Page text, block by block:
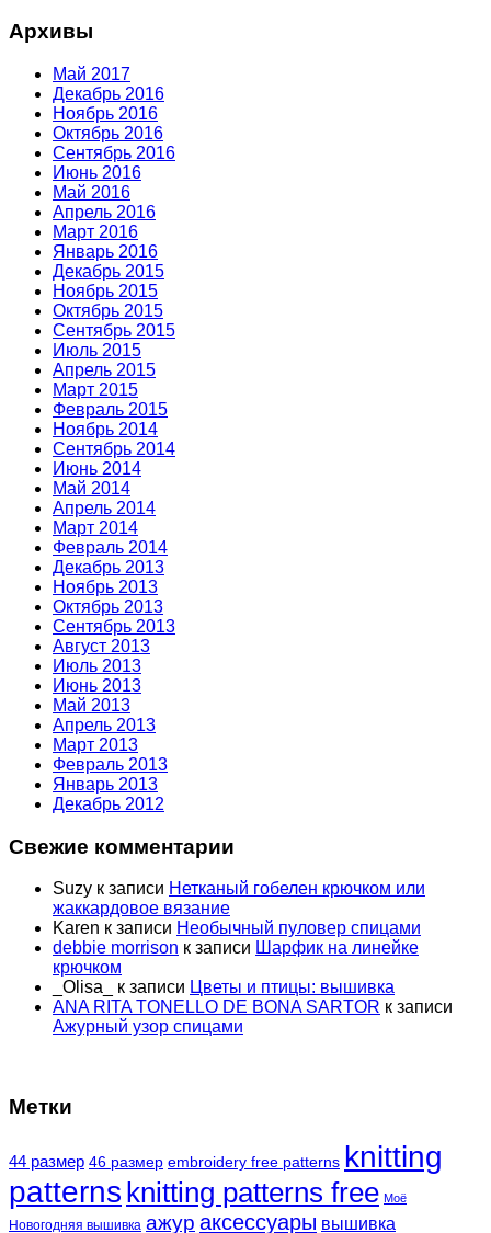
Архивы
Май 2017
Декабрь 2016
Ноябрь 2016
Октябрь 2016
Сентябрь 2016
Июнь 2016
Май 2016
Апрель 2016
Март 2016
Январь 2016
Декабрь 2015
Ноябрь 2015
Октябрь 2015
Сентябрь 2015
Июль 2015
Апрель 2015
Март 2015
Февраль 2015
Ноябрь 2014
Сентябрь 2014
Июнь 2014
Май 2014
Апрель 2014
Март 2014
Февраль 2014
Декабрь 2013
Ноябрь 2013
Октябрь 2013
Сентябрь 2013
Август 2013
Июль 2013
Июнь 2013
Май 2013
Апрель 2013
Март 2013
Февраль 2013
Январь 2013
Декабрь 2012
Свежие комментарии
Suzy к записи Нетканый гобелен крючком или
жаккардовое вязание
Karen к записи Необычный пуловер спицами
debbie morrison к записи Шарфик на линейке
крючком
_Olisa_
к записи Цветы и птицы: вышивка
ANA RITA TONELLO DE BONA SARTOR к записи
Ажурный узор спицами
Метки
44 размер 46 размер embroidery free patterns knitting
patterns knitting patterns free Моё
Новогодняя вышивка ажур аксессуары вышивка